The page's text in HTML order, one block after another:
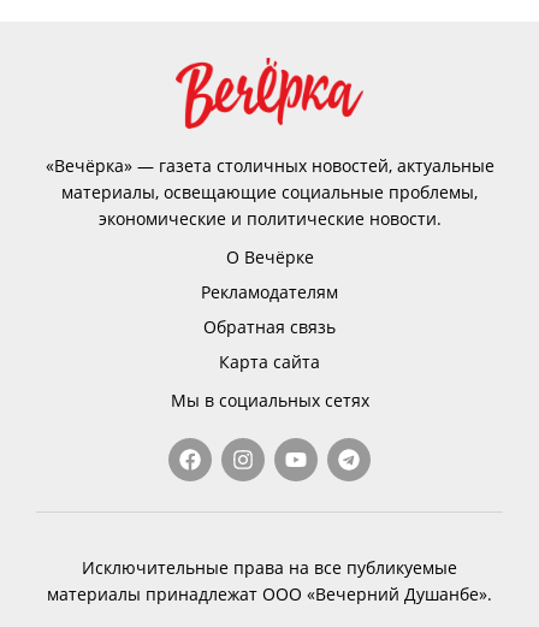
«Вечёрка» — газета столичных новостей, актуальные
материалы, освещающие социальные проблемы,
экономические и политические новости.
О Вечёрке
Рекламодателям
Обратная связь
Карта сайта
Мы в социальных сетях
Исключительные права на все публикуемые
материалы принадлежат ООО «Вечерний Душанбе».